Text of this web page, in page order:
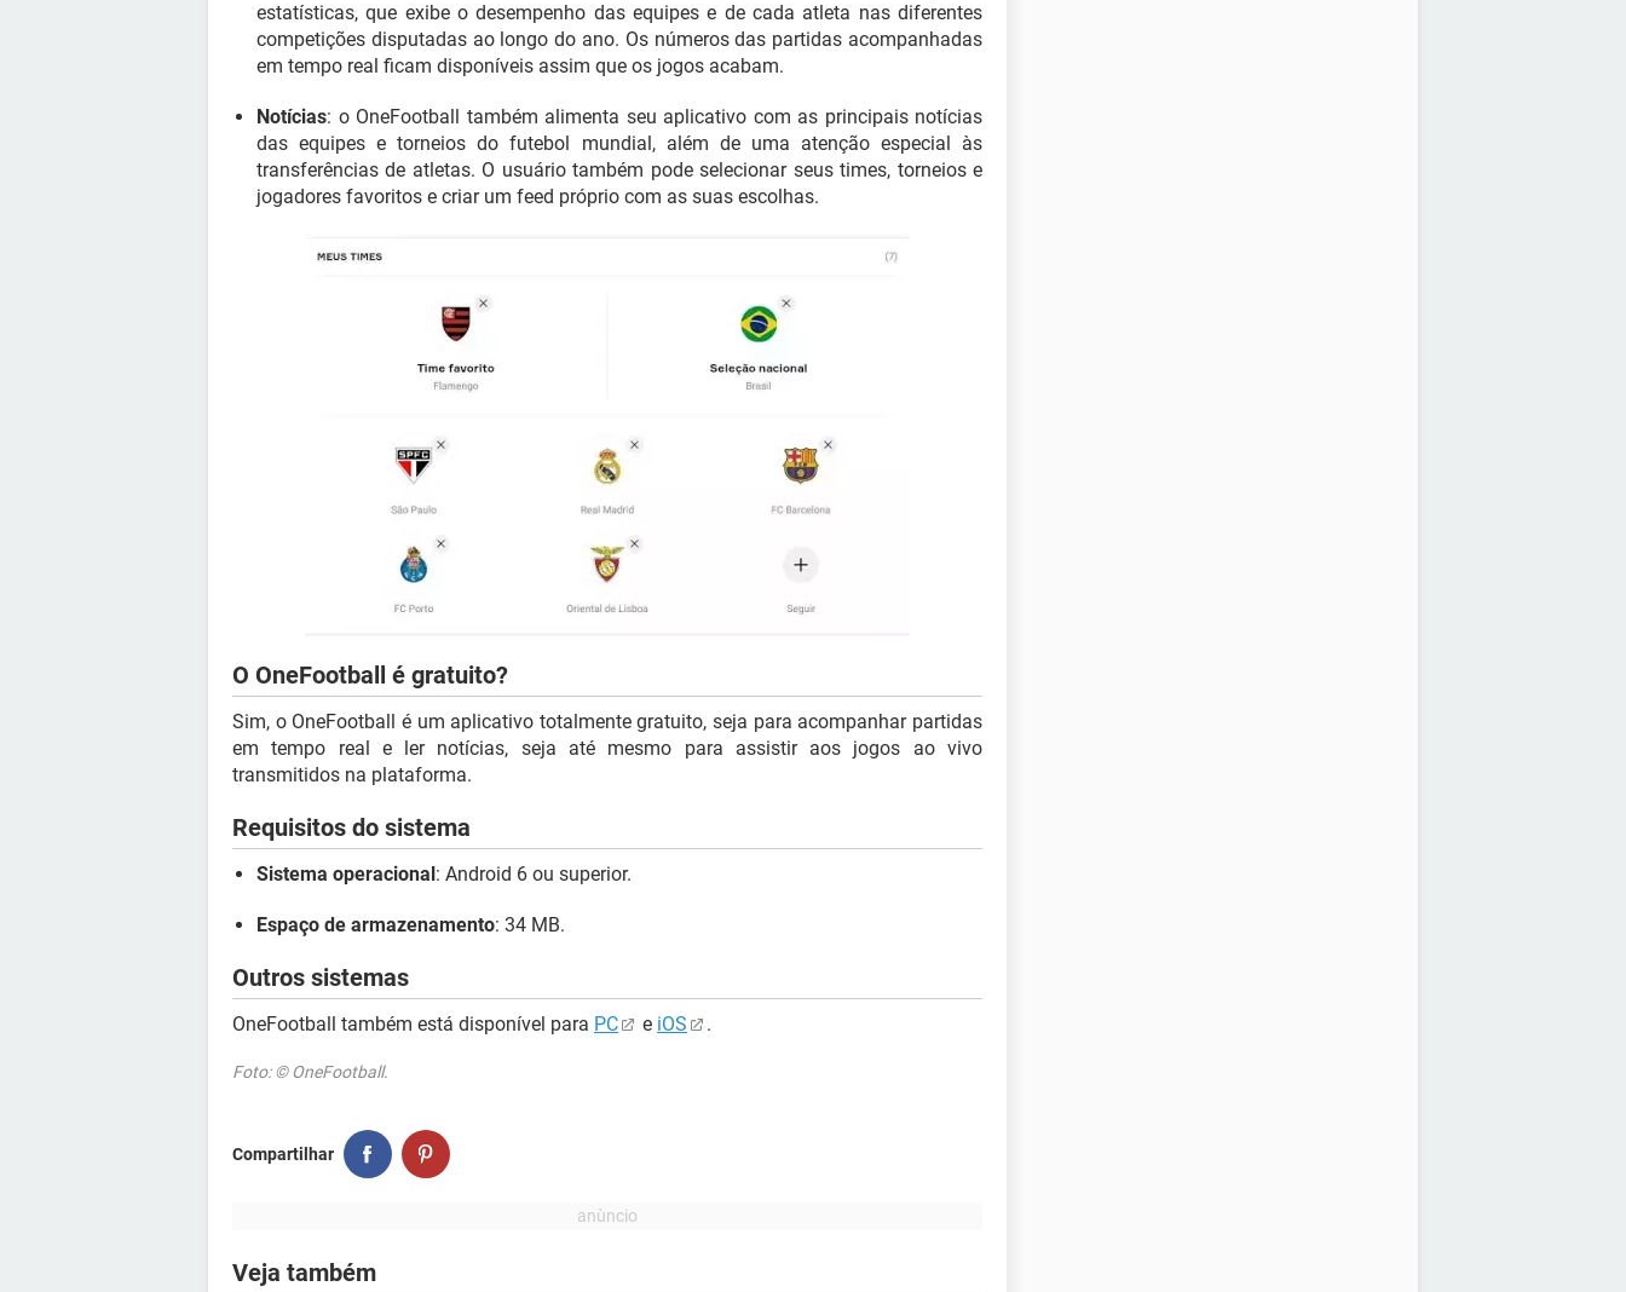
estatísticas, que exibe o desempenho das equipes e de cada atleta nas diferentes
competições disputadas ao longo do ano. Os números das partidas acompanhadas
em tempo real ficam disponíveis assim que os jogos acabam.
Notícias: o OneFootball também alimenta seu aplicativo com as principais notícias
das equipes e torneios do futebol mundial, além de uma atenção especial às
transferências de atletas. O usuário também pode selecionar seus times, torneios e
jogadores favoritos e criar um feed próprio com as suas escolhas.
O OneFootball é gratuito?
Sim, o OneFootball é um aplicativo totalmente gratuito, seja para acompanhar partidas
em tempo real e ler notícias, seja até mesmo para assistir aos jogos ao vivo
transmitidos na plataforma.
Requisitos do sistema
Sistema operacional: Android 6 ou superior.
Espaço de armazenamento: 34 MB.
Outros sistemas
OneFootball também está disponível para PC e iOS .
Foto: © OneFootball.
Compartilhar
Veja também